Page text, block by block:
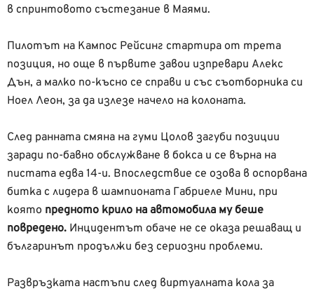
в спринтовото състезание в Маями.
Пилотът на Кампос Рейсинг стартира от трета
позиция, но още в първите завои изпревари Алекс
Дън, а малко по-късно се справи и със съотборника си
Ноел Леон, за да излезе начело на колоната.
След ранната смяна на гуми Цолов загуби позиции
заради по-бавно обслужване в бокса и се върна на
пистата едва 14-и. Впоследствие се озова в оспорвана
битка с лидера в шампионата Габриеле Мини, при
която предното крило на автомобила му беше
повредено. Инцидентът обаче не се оказа решаващ и
българинът продължи без сериозни проблеми.
Развръзката настъпи след виртуалната кола за